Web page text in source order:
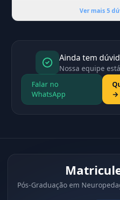
Ver mais 5
Ainda tem
Nossa equipe
Falar no
WhatsApp
→
Pós-Graduação em